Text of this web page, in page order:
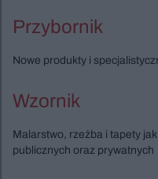
Przybornik
Nowe produkty i
Wzornik
Malarstwo, rzeźba i tapety
publicznych oraz prywatnych